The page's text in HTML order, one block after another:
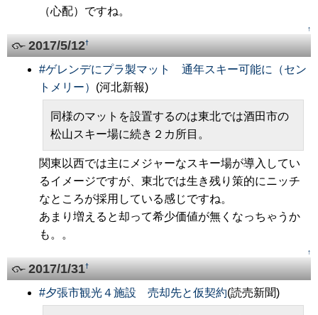
（心配）ですね。
↑
2017/5/12†
#ゲレンデにプラ製マット 通年スキー可能に（セン
トメリー） (河北新報)
同様のマットを設置するのは東北では酒田市の
松山スキー場に続き２カ所目。
関東以西では主にメジャーなスキー場が導入してい
るイメージですが、東北では生き残り策的にニッチ
なところが採用している感じですね。
あまり増えると却って希少価値が無くなっちゃうか
も。。
↑
2017/1/31†
#夕張市観光４施設 売却先と仮契約(読売新聞)